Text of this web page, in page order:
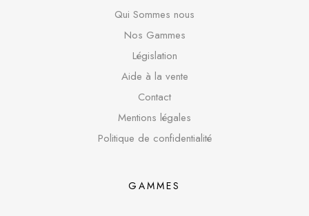
Qui Sommes nous
Nos Gammes
Législation
Aide à la vente
Contact
Mentions légales
Politique de confidentialité
GAMMES